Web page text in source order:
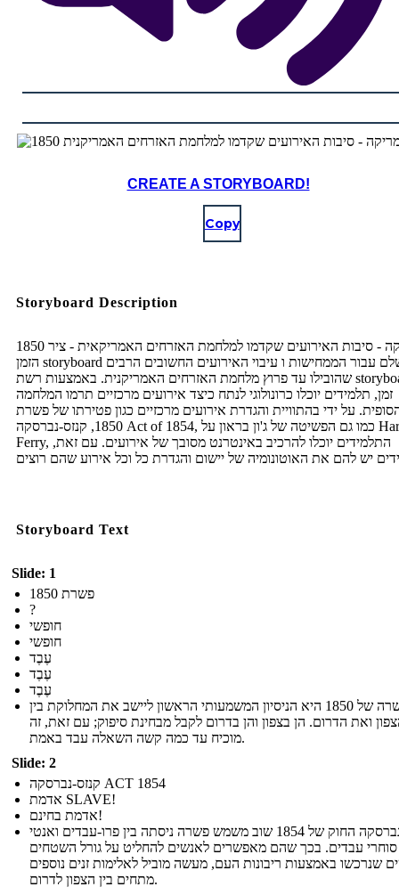
CREATE A STORYBOARD!
Copy
Storyboard Description
1850 אמריקה - סיבות האירועים שקדמו למלחמת האזרחים האמריקאית - ציר
הזמן storyboard מושלם עבור הממחישות ו עיבוי האירועים החשובים הרבים
שהובילו עד פרוץ מלחמת האזרחים האמריקנית. באמצעות רשת storyboard ציר
זמן, תלמידים יוכלו כרונולוגי לנתח כיצד אירועים מרכזיים תרמו המלחמה
על ידי בהתוויית והגדרת אירועים מרכזיים כגון פטירתו של פשרת
1850, קנזס-נברסקה Act of 1854, כמו גם הפשיטה של ​​ג'ון בראון על Harpers
Ferry, התלמידים יוכלו להרכיב באינטרנט מסובך של אירועים. עם זאת,
Storyboard Text
Slide: 1
פשרת 1850
?
חופשי
חופשי
עֶבֶד
עֶבֶד
עֶבֶד
הפשרה של 1850 היא הניסיון המשמעותי הראשון ליישב את המחלוקת בין
ואת הדרום. הן בצפון והן בדרום לקבל מבחינת סיפוק; עם זאת, זה
מוכיח עד כמה קשה השאלה עבד באמת.
Slide: 2
קנזס-נברסקה ACT 1854
אדמת SLAVE!
אדמת בחינם!
קנזס-נברסקה החוק של 1854 שוב משמש פשרה ניסתה בין פרו-עבדים ואנטי
סוחרי עבדים. בכך שהם מאפשרים לאנשים להחליט על גורל השטחים
שנרכשו באמצעות ריבונות העם, מעשה מוביל לאלימות זנים נוספים
מתחים בין הצפון לדרום.